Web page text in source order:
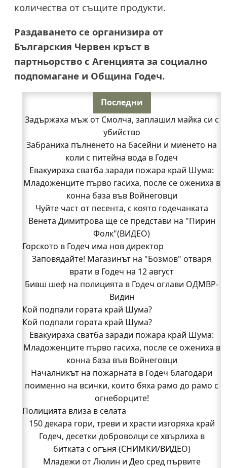
количества от същите продукти.
Раздаването се организира от
Българския Червен кръст в
партньорство с Агенцията за социално
подпомагане и Община Годеч.
Последни
Задържаха мъж от Смолча, заплашил майка си с
убийство
Забраниха пълненето на басейни и миенето на
коли с питейна вода в Годеч
Евакуираха сватба заради пожара край Шума:
Младоженците първо гасиха, после се ожениха в
конна база във Войнеговци
Чуйте част от песента, с която годечанката
Венета Димитрова ще се представи на "Пирин
Фолк"(ВИДЕО)
Горското в Годеч има нов директор
Заповядайте! Магазинът на "Бозмов" отваря
врати в Годеч на 12 август
Бивш шеф на полицията в Годеч оглави ОДМВР-
Видин
Кой подпали гората край Шума?
Младежи от Люлин и Део сред първите
доброволци на пожара край Шума (СНИМКИ)
Началникът на пожарната в Годеч благодари
поименно на всички, които бяха рамо до рамо с
огнеборците!
150 декара гори, треви и храсти изгоряха край
Годеч, десетки доброволци се хвърлиха в
битката с огъня (СНИМКИ/ВИДЕО)
Полицията влиза в селата
Възможни са прекъсвания на тока утре в части
от община Годеч
Какво накара Яна и Станимир да изберат Годеч
Кой подпали гората край Шума?
Евакуираха сватба заради пожара край Шума:
Младоженците първо гасиха, после се ожениха в
конна база във Войнеговци
Началникът на пожарната в Годеч благодари
поименно на всички, които бяха рамо до рамо с
огнеборците!
Полицията влиза в селата
150 декара гори, треви и храсти изгоряха край
Годеч, десетки доброволци се хвърлиха в
битката с огъня (СНИМКИ/ВИДЕО)
Младежи от Люлин и Део сред първите